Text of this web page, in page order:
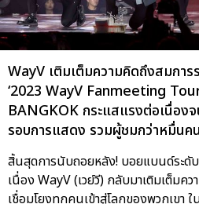
WayV เติมเต็มความคิดถึงสมกา
‘2023 WayV Fanmeeting
BANGKOK กระแสแรงต่อเนื่อง
รอบการแสดง รวมผู้ชมกว่าหมื่นคน
สิ้นสุดการนับถอยหลัง! บอยแบนด์ระดั
เนื่อง WayV (เวย์วี) กลับมาเติมเต็ม
เชื่อมโยงทุกคนเข้าสู่โลกของพวกเข